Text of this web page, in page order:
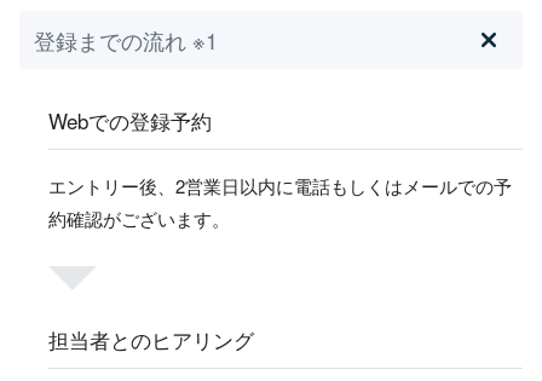
登録までの流れ ※1
Webでの登録予約
エントリー後、2営業日以内に電話もしくはメールでの予
約確認がございます。
担当者とのヒアリング